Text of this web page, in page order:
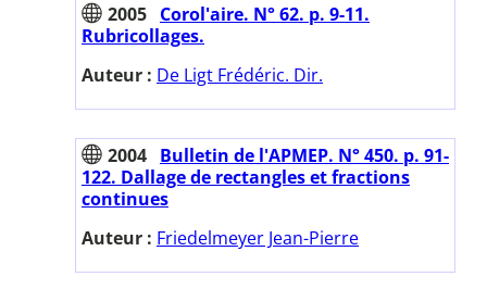
2005 Corol'aire. N° 62. p. 9-11.
Rubricollages.
Auteur : De Ligt Frédéric. Dir.
2004 Bulletin de l'APMEP. N° 450. p. 91-
122. Dallage de rectangles et fractions
continues
Auteur : Friedelmeyer Jean-Pierre